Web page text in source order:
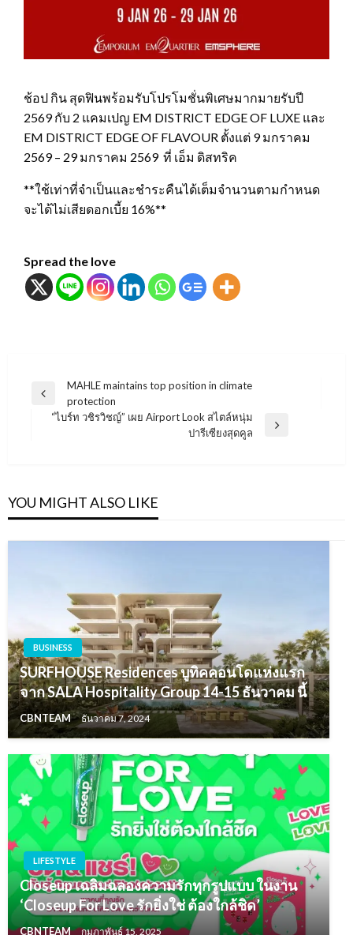
ช้อป กิน สุดฟินพร้อมรับโปรโมชั่นพิเศษมากมายรับปี
2569 กับ 2 แคมเปญ EM DISTRICT EDGE OF LUXE และ
EM DISTRICT EDGE OF FLAVOUR ตั้งแต่ 9 มกราคม
2569 – 29 มกราคม 2569 ที่ เอ็ม ดิสทริค
**ใช้เท่าที่จำเป็นและชำระคืนได้เต็มจำนวนตามกำหนด
จะได้ไม่เสียดอกเบี้ย 16%**
Spread the love
แนะแนว
เรื่อง
Previous
MAHLE maintains top position in climate
protection
“ไบร์ท วชิรวิชญ์” เผย Airport Look สไตล์หนุ่ม
ปารีเซียงสุดคูล
YOU MIGHT ALSO LIKE
BUSINESS
SURFHOUSE Residences บูทิคคอนโดแห่งแรก
จาก SALA Hospitality Group 14-15 ธันวาคม นี้
CBNTEAM ธันวาคม 7, 2024
LIFESTYLE
Closeup เฉลิมฉลองความรักทุกรูปแบบ ในงาน
‘Closeup For Love รักยิ่งใช่ ต้องใกล้ชิด’
CBNTEAM กุมภาพันธ์ 15, 2025